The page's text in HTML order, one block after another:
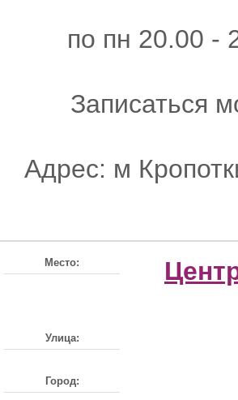
по пн 20.00 -
Записаться
Адрес: м
Место:
Улица:
Город: